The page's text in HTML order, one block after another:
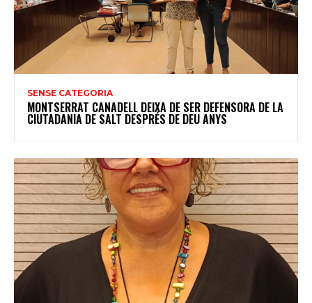
SENSE CATEGORIA
MONTSERRAT CANADELL DEIXA DE SER DEFENSORA DE LA
CIUTADANIA DE SALT DESPRÉS DE DEU ANYS